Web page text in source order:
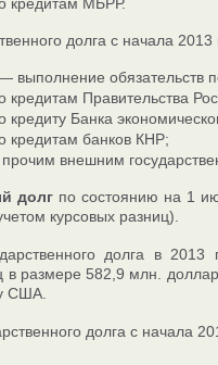
долга с начала
обязательств
Правительства
Банка
банков КНР;
внешним
долг по состоянию на 1
курсовых разниц).
долга в
в размере 582,9 млн.
США.
долга с начала